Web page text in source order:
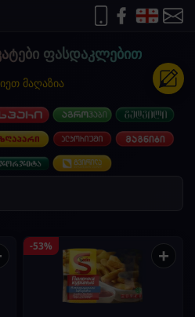
ფასდაკლებით
მაღაზია
-53% +